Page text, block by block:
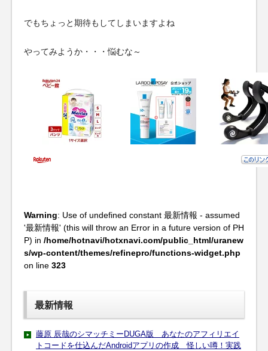
でもちょっと期待もしてしまいますよね
やってみようか・・・悩むな～
Warning: Use of undefined constant 最新情報 - assumed
'最新情報' (this will throw an Error in a future version of PH
P) in /home/hotnavi/hotxnavi.com/public_html/uranew
s/wp-content/themes/refinepro/functions-widget.php
on line 323
最新情報
藤原 辰哉のシマッチミーDUGA版 あなたのアフィリエイ
トコードを仕込んだAndroidアプリの作成 怪しい噂！実践